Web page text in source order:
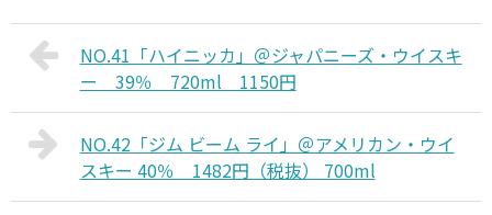
NO.41「ハイニッカ」＠ジャパニーズ・ウイスキ
ー 39％ 720ml 1150円
NO.42「ジム ビーム ライ」＠アメリカン・ウイ
スキー 40％ 1482円（税抜） 700ml